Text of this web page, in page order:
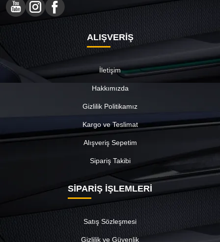
ALIŞVERİŞ
İletişim
Hakkımızda
Gizlilik Politikamız
Kargo ve Teslimat
Alışveriş Sepetim
Sipariş Takibi
SİPARİŞ İŞLEMLERİ
Satış Sözleşmesi
Gizlilik ve Güvenlik